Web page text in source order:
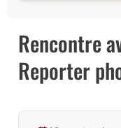
Rencontre
Reporter